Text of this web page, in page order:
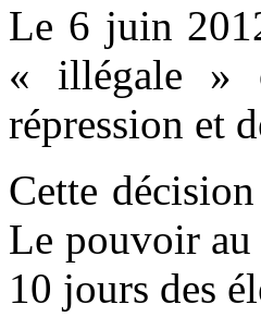
Le 6 juin
« illégale »
répression et
Cette
Le pouvoir au
10 jours des